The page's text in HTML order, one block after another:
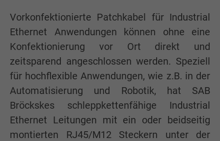
Vorkonfektionierte Patchkabel für Industrial
Ethernet Anwendungen können ohne eine
Konfektionierung vor Ort direkt und
zeitsparend angeschlossen werden. Speziell
für hochflexible Anwendungen, wie z.B. in der
Automatisierung und Robotik, hat SAB
Bröckskes schleppkettenfähige Industrial
Ethernet Leitungen mit ein oder beidseitig
montierten RJ45/M12 Steckern unter der